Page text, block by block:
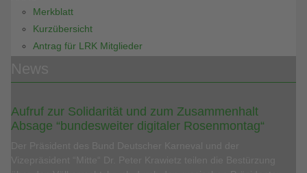
Merkblatt
Kurzübersicht
Antrag für LRK Mitglieder
Aufruf zur Solidarität und zum Zusammenhalt
Absage “bundesweiter digitaler Rosenmontag“